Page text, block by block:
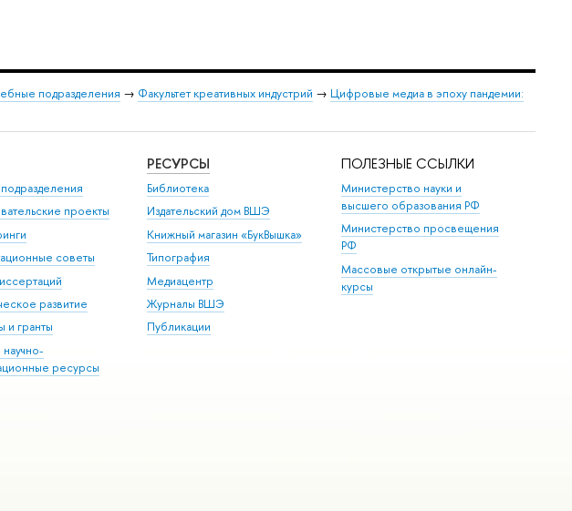
подразделения → Факультет креативных индустрий → Цифровые медиа в эпоху пандемии:
проекты
советы
развитие
и гранты
ресурсы
РЕСУРСЫ
Библиотека
Издательский дом ВШЭ
Книжный магазин «БукВышка»
Типография
Медиацентр
Журналы ВШЭ
Публикации
ПОЛЕЗНЫЕ ССЫЛКИ
Министерство науки и
высшего образования РФ
Министерство просвещения
РФ
Массовые открытые онлайн-
курсы